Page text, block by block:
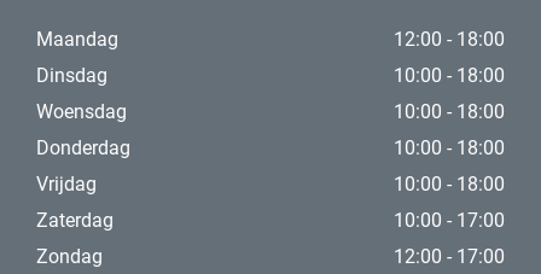
Maandag
12:00 - 18:00
Dinsdag
10:00 - 18:00
Woensdag
10:00 - 18:00
Donderdag
10:00 - 18:00
Vrijdag
10:00 - 18:00
Zaterdag
10:00 - 17:00
Zondag
12:00 - 17:00